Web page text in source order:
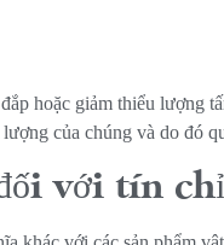
hoặc giảm thiểu lượng
của chúng và do đó
với tín